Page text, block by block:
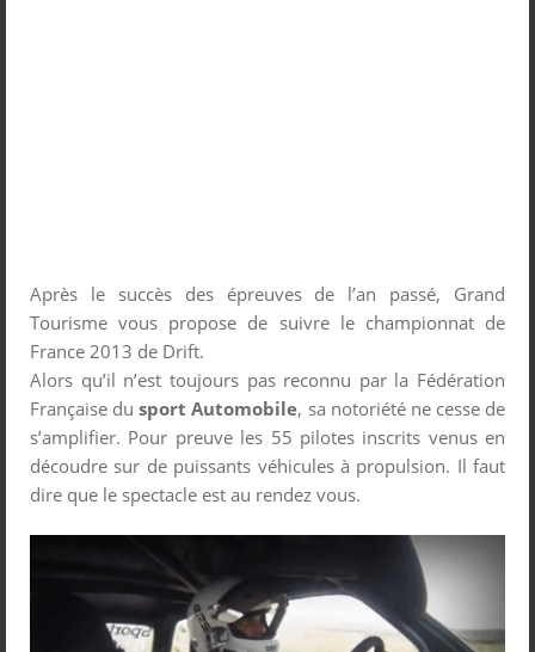
Après le succès des épreuves de l’an passé, Grand
Tourisme vous propose de suivre le championnat de
France 2013 de Drift.
Alors qu’il n’est toujours pas reconnu par la Fédération
Française dusport Automobile, sa notoriété ne cesse de
s’amplifier. Pour preuve les 55 pilotes inscrits venus en
découdre sur de puissants véhicules à propulsion. Il faut
dire que le spectacle est au rendez vous.